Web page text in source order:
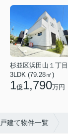
杉並区浜田山１丁目
3LDK (79.28㎡)
1億1,790万円
建て物件一覧